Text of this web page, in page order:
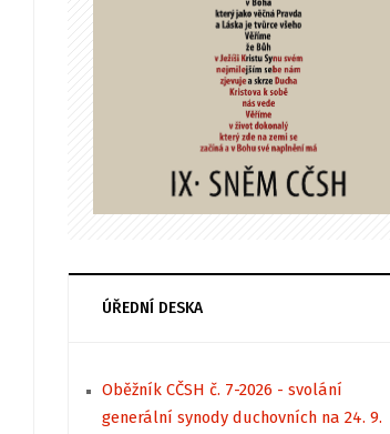
ÚŘEDNÍ DESKA
Oběžník CČSH č. 7-2026 - svolání
generální synody duchovních na 24. 9.